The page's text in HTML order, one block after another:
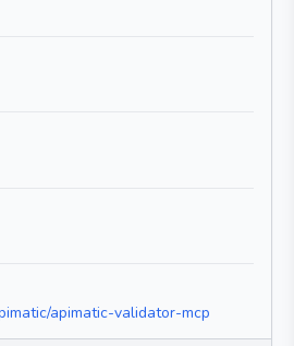
apimatic-validator-mcp